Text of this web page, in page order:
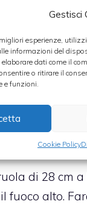
Gestisci
esperienze,
informazioni del
elaborare dati come il
o ritirare il
e funzioni.
Cookie Policy
Separare
e asciugato
e salata.
di 28 cm
fuoco alto.